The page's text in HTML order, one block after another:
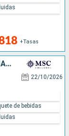
+Tasas
ARUBA, REPÚBLICA DOMINICANA, JAMAICA, ESTADOS UNIDOS
22/10/2026
de bebidas